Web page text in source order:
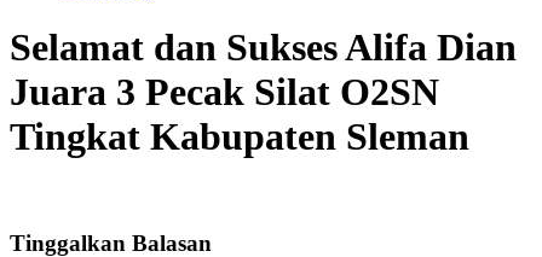
Selamat dan Sukses Alifa Dian
Juara 3 Pecak Silat O2SN
Tingkat Kabupaten Sleman
Tinggalkan Balasan